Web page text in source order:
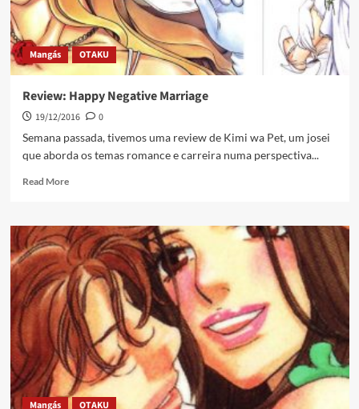
Mangás OTAKU
Review: Happy Negative Marriage
19/12/2016
0
Semana passada, tivemos uma review de Kimi wa Pet, um josei
que aborda os temas romance e carreira numa perspectiva...
Read More
Mangás OTAKU